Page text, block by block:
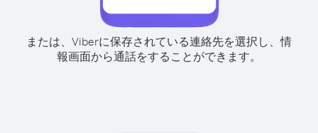
または、Viberに保存されている連絡先を選択し、情
報画面から通話をすることができます。